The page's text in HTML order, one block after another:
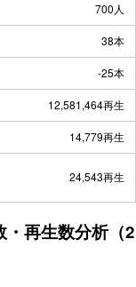
700人
38本
-25本
12,581,464再生
14,779再生
24,543再生
・再生数分析（2